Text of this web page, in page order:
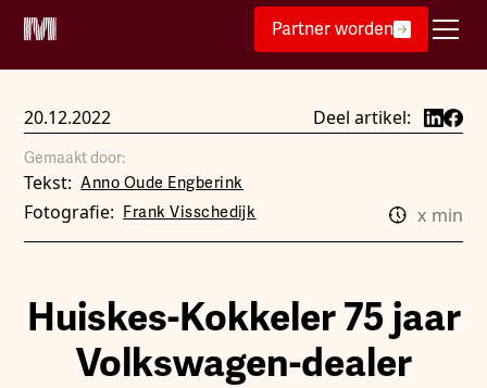
Partner worden
20.12.2022 Deel artikel:
Gemaakt door:
Tekst: Anno Oude Engberink
Fotografie: Frank Visschedijk x min
Huiskes-Kokkeler 75 jaar
Volkswagen-dealer